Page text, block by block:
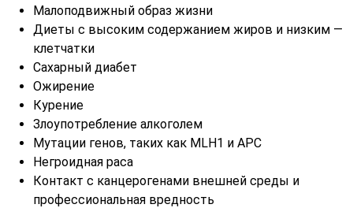
Малоподвижный образ жизни
Диеты с высоким содержанием жиров и низким —
клетчатки
Сахарный диабет
Ожирение
Курение
Злоупотребление алкоголем
Мутации генов, таких как MLH1 и APC
Негроидная раса
Контакт с канцерогенами внешней среды и
профессиональная вредность